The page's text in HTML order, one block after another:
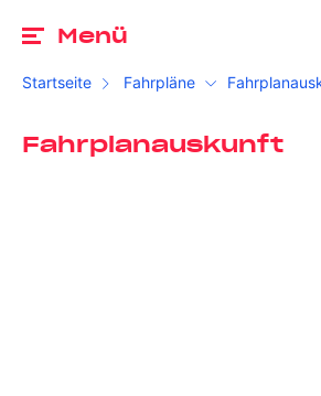
Menü
Startseite Fahrpläne
Fahrplanauskunft